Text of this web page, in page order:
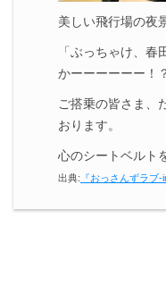
美しい飛行場の夜
「ぶっちゃけ、
かーーーーーー！
ご搭乗の皆さま、
おります。
心のシートベルト
出典: 『おっさんずラブ